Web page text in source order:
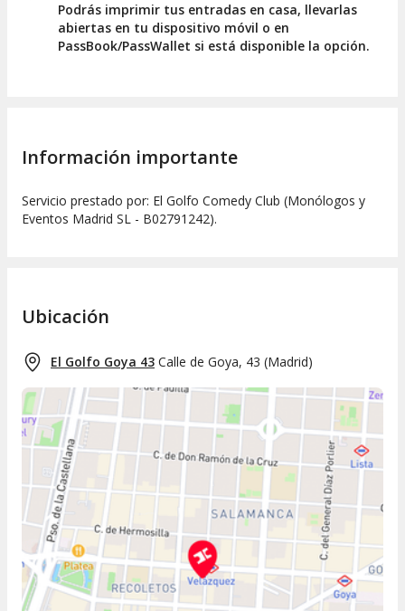
Podrás imprimir tus entradas en casa, llevarlas
abiertas en tu dispositivo móvil o en
PassBook/PassWallet si está disponible la opción.
Información importante
Servicio prestado por: El Golfo Comedy Club (Monólogos y
Eventos Madrid SL - B02791242).
Ubicación
El Golfo Goya 43 Calle de Goya, 43 (Madrid)